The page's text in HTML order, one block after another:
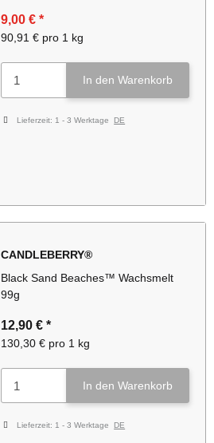
9,00 € *
90,91 € pro 1 kg
In den Warenkorb
Lieferzeit: 1 - 3 Werktage DE
CANDLEBERRY®
Black Sand Beaches™ Wachsmelt
99g
12,90 € *
130,30 € pro 1 kg
In den Warenkorb
Lieferzeit: 1 - 3 Werktage DE